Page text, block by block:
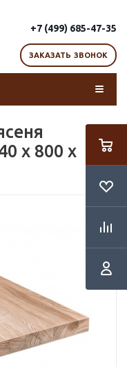
+7 (499) 685-47-35
ЗАКАЗАТЬ ЗВОНОК
х 800 х